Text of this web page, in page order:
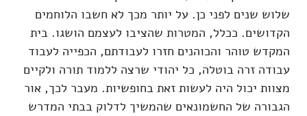
שלוש שנים לפני כן. על יותר מכך לא חשבו הלוחמים
הקדושים. ככלל, המטרות שהציבו לעצמם הושגו. בית
המקדש טוהר והכוהנים חזרו לעבודתם, הכפייה לעבוד
עבודה זרה בוטלה, כל יהודי שרצה ללמוד תורה ולקיים
מצוות יכול היה לעשות זאת בחופשיות. מעבר לכך, אור
הגבורה של החשמונאים שהמשיך לדלוק בבתי המדרש